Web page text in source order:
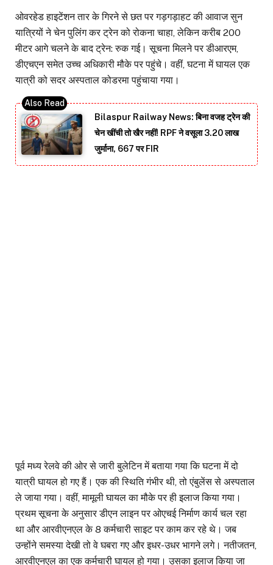
ओवरहेड हाइटेंशन तार के गिरने से छत पर गड़गड़ाहट की आवाज सुन
यात्रियों ने चेन पुलिंग कर ट्रेन को रोकना चाहा, लेकिन करीब 200
मीटर आगे चलने के बाद ट्रेन: रुक गई। सूचना मिलने पर डीआरएम,
डीएचएन समेत उच्च अधिकारी मौके पर पहुंचे। वहीं, घटना में घायल एक
यात्री को सदर अस्पताल कोडरमा पहुंचाया गया।
Bilaspur Railway News: बिना वजह ट्रेन की
चेन खींची तो खैर नहीं! RPF ने वसूला 3.20 लाख
जुर्माना, 667 पर FIR
पूर्व मध्य रेलवे की ओर से जारी बुलेटिन में बताया गया कि घटना में दो
यात्री घायल हो गए हैं। एक की स्थिति गंभीर थी, तो एंबुलेंस से अस्पताल
ले जाया गया। वहीं, मामूली घायल का मौके पर ही इलाज किया गया।
प्रथम सूचना के अनुसार डीएन लाइन पर ओएचई निर्माण कार्य चल रहा
था और आरवीएनएल के 8 कर्मचारी साइट पर काम कर रहे थे। जब
उन्होंने समस्या देखी तो वे घबरा गए और इधर-उधर भागने लगे। नतीजतन,
आरवीएनएल का एक कर्मचारी घायल हो गया। उसका इलाज किया जा